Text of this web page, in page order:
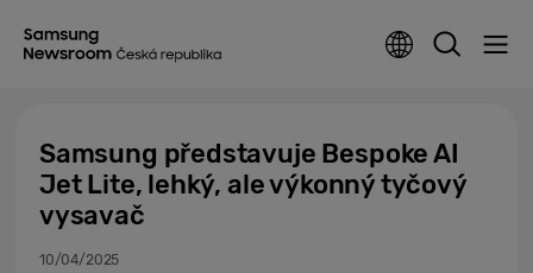
Samsung představuje Bespoke AI
Jet Lite, lehký, ale výkonný tyčový
vysavač
10/04/2025